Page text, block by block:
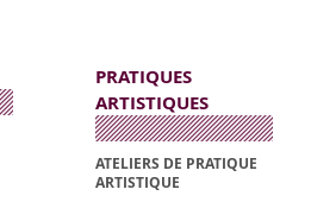
PRATIQUES
ARTISTIQUES
ATELIERS DE PRATIQUE
ARTISTIQUE